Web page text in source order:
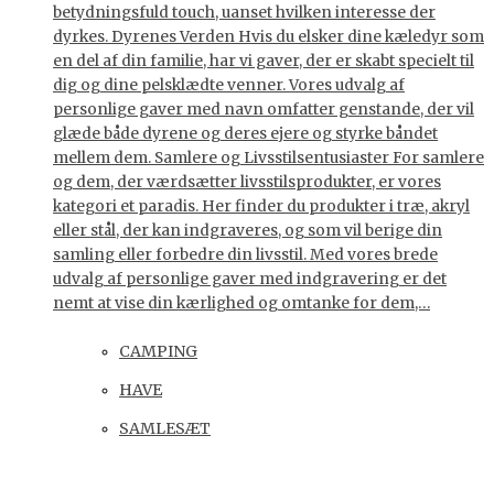
betydningsfuld touch, uanset hvilken interesse der
dyrkes. Dyrenes Verden Hvis du elsker dine kæledyr som
en del af din familie, har vi gaver, der er skabt specielt til
dig og dine pelsklædte venner. Vores udvalg af
personlige gaver med navn omfatter genstande, der vil
glæde både dyrene og deres ejere og styrke båndet
mellem dem. Samlere og Livsstilsentusiaster For samlere
og dem, der værdsætter livsstilsprodukter, er vores
kategori et paradis. Her finder du produkter i træ, akryl
eller stål, der kan indgraveres, og som vil berige din
samling eller forbedre din livsstil. Med vores brede
udvalg af personlige gaver med indgravering er det
nemt at vise din kærlighed og omtanke for dem,…
CAMPING
HAVE
SAMLESÆT